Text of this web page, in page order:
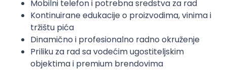
Mobilni telefon i potrebna sredstva za rad
Kontinuirane edukacije o proizvodima, vinima i
tržištu pića
Dinamično i profesionalno radno okruženje
Priliku za rad sa vodećim ugostiteljskim
objektima i premium brendovima